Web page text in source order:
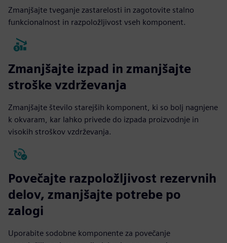
Zmanjšajte tveganje zastarelosti in zagotovite stalno
funkcionalnost in razpoložljivost vseh komponent.
Zmanjšajte izpad in zmanjšajte
stroške vzdrževanja
Zmanjšajte število starejših komponent, ki so bolj nagnjene
k okvaram, kar lahko privede do izpada proizvodnje in
visokih stroškov vzdrževanja.
Povečajte razpoložljivost rezervnih
delov, zmanjšajte potrebe po
zalogi
Uporabite sodobne komponente za povečanje